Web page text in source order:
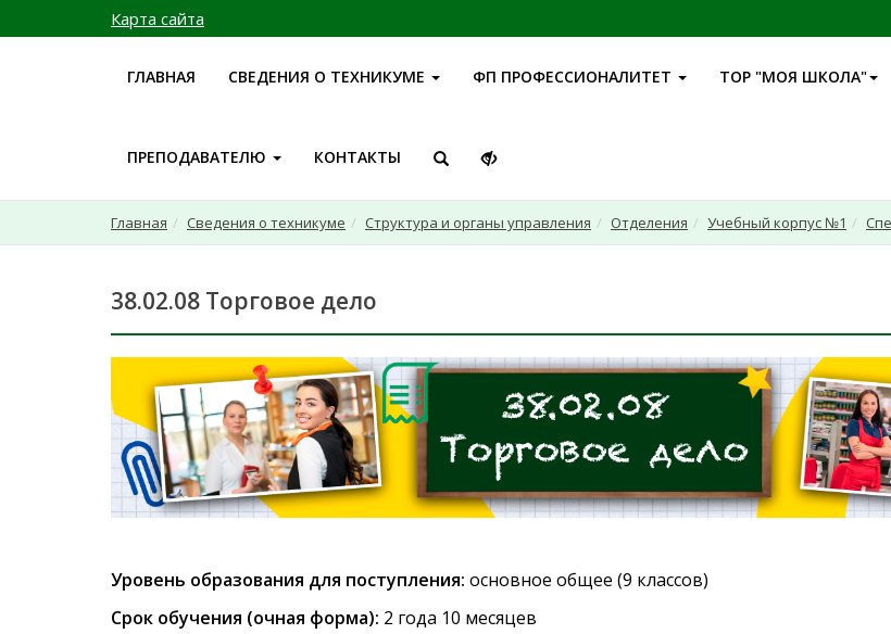
Карта сайта
ГЛАВНАЯ СВЕДЕНИЯ О ТЕХНИКУМЕ ФП ПРОФЕССИОНАЛИТЕТ ТОР "МОЯ ШКОЛА"
ПРЕПОДАВАТЕЛЮ КОНТАКТЫ
Главная Сведения о техникуме Структура и органы управления Отделения Учебный корпус №1
38.02.08 Торговое дело
Уровень образования для поступления: основное общее (9 классов)
Срок обучения (очная форма): 2 года 10 месяцев